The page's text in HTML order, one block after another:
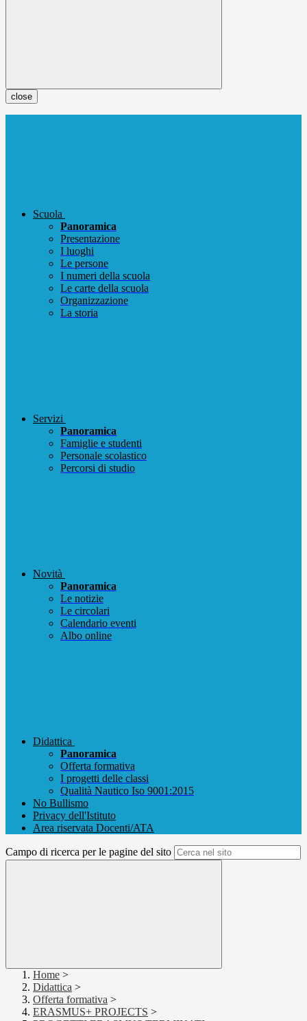
close
Scuola
Panoramica
Presentazione
I luoghi
Le persone
I numeri della scuola
Le carte della scuola
Organizzazione
La storia
Servizi
Panoramica
Famiglie e studenti
Personale scolastico
Percorsi di studio
Novità
Panoramica
Le notizie
Le circolari
Calendario eventi
Albo online
Didattica
Panoramica
Offerta formativa
I progetti delle classi
Qualità Nautico Iso 9001:2015
No Bullismo
Privacy dell'Istituto
Area riservata Docenti/ATA
Campo di ricerca per le pagine del sito
Home >
Didattica >
Offerta formativa >
ERASMUS+ PROJECTS >